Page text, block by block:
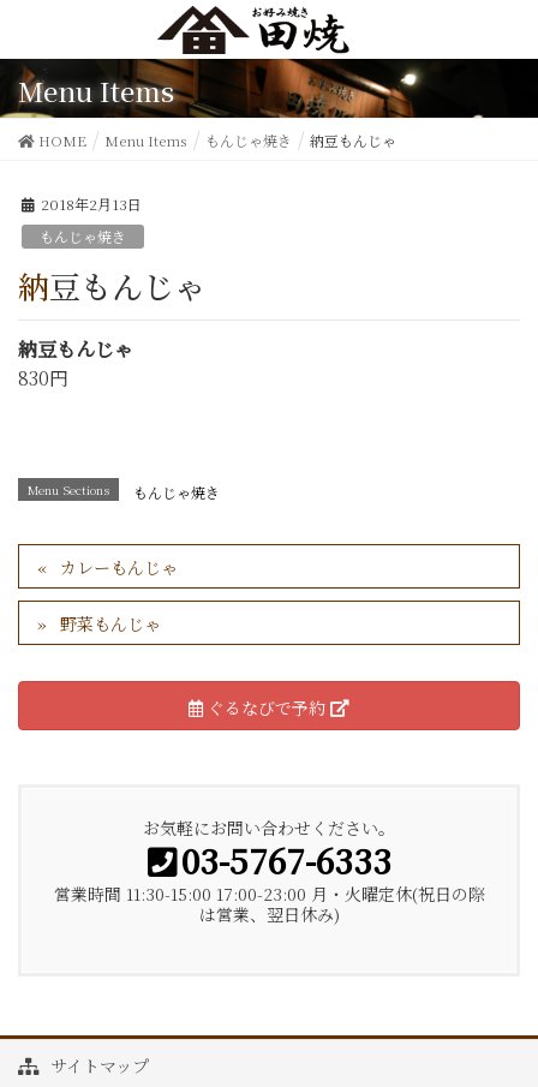
Menu Items
HOME Menu Items もんじゃ焼き 納豆もんじゃ
2018年2月13日
もんじゃ焼き
納豆もんじゃ
納豆もんじゃ
830円
Menu Sections もんじゃ焼き
カレーもんじゃ
野菜もんじゃ
ぐるなびで予約
お気軽にお問い合わせください。
03-5767-6333
営業時間 11:30-15:00 17:00-23:00 月・火曜定休(祝日の際
は営業、翌日休み)
サイトマップ